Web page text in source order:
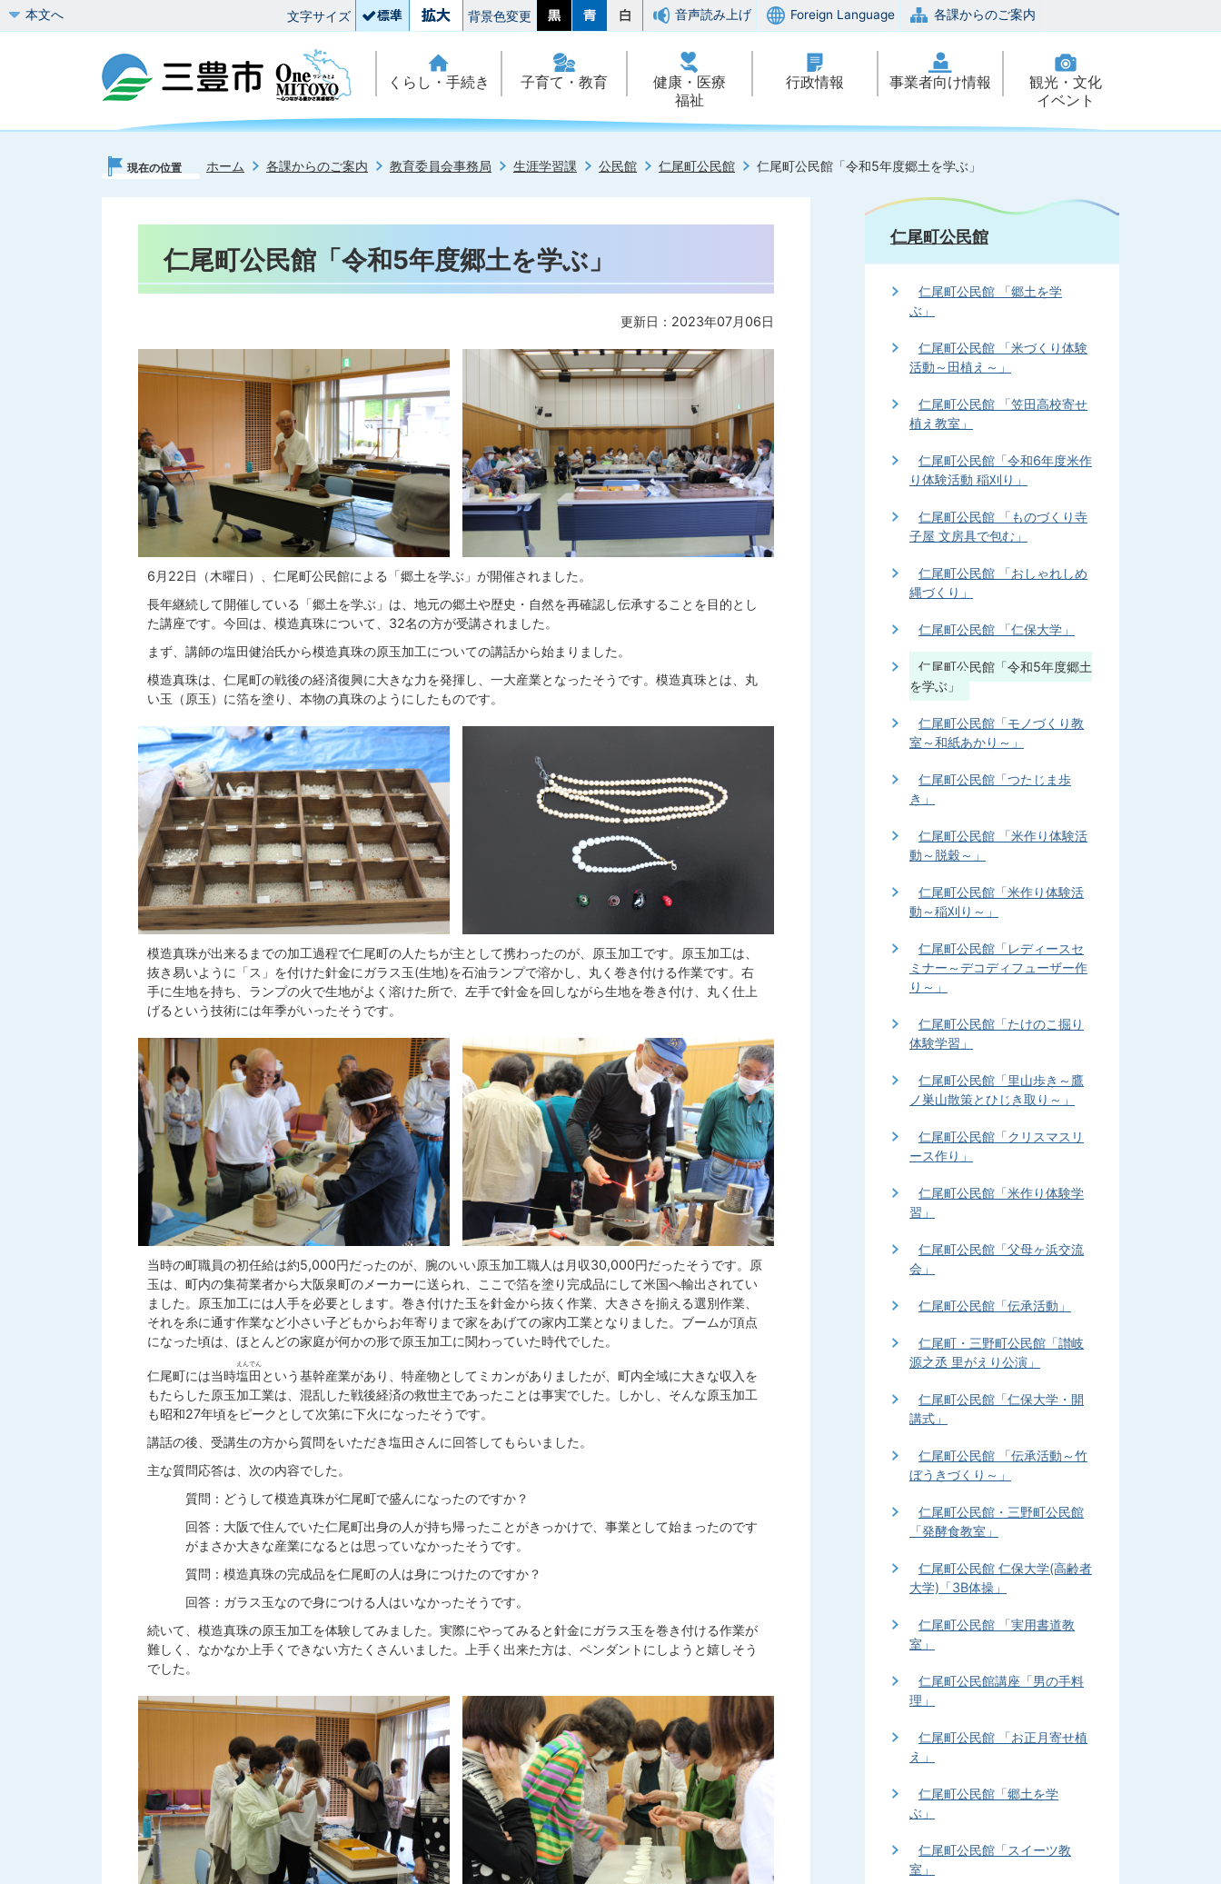
本文へ 文字サイズ 背景色変更 音声読み上げ Foreign Language 各課からのご案内
くらし・手続き 子育て・教育
健康・医療
福祉
行政情報 事業者向け情報
観光・文化
イベント
現在の位置 ホーム 各課からのご案内 教育委員会事務局 生涯学習課 公民館 仁尾町公民館 仁尾町公民館「令和5年度郷土を学ぶ」
仁尾町公民館「令和5年度郷土を学ぶ」
更新日：2023年07月06日
6月22日（木曜日）、仁尾町公民館による「郷土を学ぶ」が開催されました。
長年継続して開催している「郷土を学ぶ」は、地元の郷土や歴史・自然を再確認し伝承することを目的とし
た講座です。今回は、模造真珠について、32名の方が受講されました。
まず、講師の塩田健治氏から模造真珠の原玉加工についての講話から始まりました。
模造真珠は、仁尾町の戦後の経済復興に大きな力を発揮し、一大産業となったそうです。模造真珠とは、丸
い玉（原玉）に箔を塗り、本物の真珠のようにしたものです。
模造真珠が出来るまでの加工過程で仁尾町の人たちが主として携わったのが、原玉加工です。原玉加工は、
抜き易いように「ス」を付けた針金にガラス玉(生地)を石油ランプで溶かし、丸く巻き付ける作業です。右
手に生地を持ち、ランプの火で生地がよく溶けた所で、左手で針金を回しながら生地を巻き付け、丸く仕上
げるという技術には年季がいったそうです。
当時の町職員の初任給は約5,000円だったのが、腕のいい原玉加工職人は月収30,000円だったそうです。原
玉は、町内の集荷業者から大阪泉町のメーカーに送られ、ここで箔を塗り完成品にして米国へ輸出されてい
ました。原玉加工には人手を必要とします。巻き付けた玉を針金から抜く作業、大きさを揃える選別作業、
それを糸に通す作業など小さい子どもからお年寄りまで家をあげての家内工業となりました。ブームが頂点
になった頃は、ほとんどの家庭が何かの形で原玉加工に関わっていた時代でした。
仁尾町には当時塩田
えんでん
という基幹産業があり、特産物としてミカンがありましたが、町内全域に大きな収入を
もたらした原玉加工業は、混乱した戦後経済の救世主であったことは事実でした。しかし、そんな原玉加工
も昭和27年頃をピークとして次第に下火になったそうです。
講話の後、受講生の方から質問をいただき塩田さんに回答してもらいました。
主な質問応答は、次の内容でした。
質問：どうして模造真珠が仁尾町で盛んになったのですか？
回答：大阪で住んでいた仁尾町出身の人が持ち帰ったことがきっかけで、事業として始まったのです
がまさか大きな産業になるとは思っていなかったそうです。
質問：模造真珠の完成品を仁尾町の人は身につけたのですか？
回答：ガラス玉なので身につける人はいなかったそうです。
続いて、模造真珠の原玉加工を体験してみました。実際にやってみると針金にガラス玉を巻き付ける作業が
難しく、なかなか上手くできない方たくさんいました。上手く出来た方は、ペンダントにしようと嬉しそう
でした。
仁尾町公民館
仁尾町公民館 「郷土を学
ぶ」
仁尾町公民館 「米づくり体験
活動～田植え～」
仁尾町公民館 「笠田高校寄せ
植え教室」
仁尾町公民館「令和6年度米作
り体験活動 稲刈り」
仁尾町公民館 「ものづくり寺
子屋 文房具で包む」
仁尾町公民館 「おしゃれしめ
縄づくり」
仁尾町公民館 「仁保大学」
仁尾町公民館「令和5年度郷土
を学ぶ」
仁尾町公民館「モノづくり教
室～和紙あかり～」
仁尾町公民館「つたじま歩
き」
仁尾町公民館 「米作り体験活
動～脱穀～」
仁尾町公民館「米作り体験活
動～稲刈り～」
仁尾町公民館「レディースセ
ミナー～デコディフューザー作
り～」
仁尾町公民館「たけのこ掘り
体験学習」
仁尾町公民館「里山歩き～鷹
ノ巣山散策とひじき取り～」
仁尾町公民館「クリスマスリ
ース作り」
仁尾町公民館「米作り体験学
習」
仁尾町公民館「父母ヶ浜交流
会」
仁尾町公民館「伝承活動」
仁尾町・三野町公民館「讃岐
源之丞 里がえり公演」
仁尾町公民館「仁保大学・開
講式」
仁尾町公民館 「伝承活動～竹
ぼうきづくり～」
仁尾町公民館・三野町公民館
「発酵食教室」
仁尾町公民館 仁保大学(高齢者
大学)「3B体操」
仁尾町公民館 「実用書道教
室」
仁尾町公民館講座「男の手料
理」
仁尾町公民館 「お正月寄せ植
え」
仁尾町公民館「郷土を学
ぶ」
仁尾町公民館「スイーツ教
室」